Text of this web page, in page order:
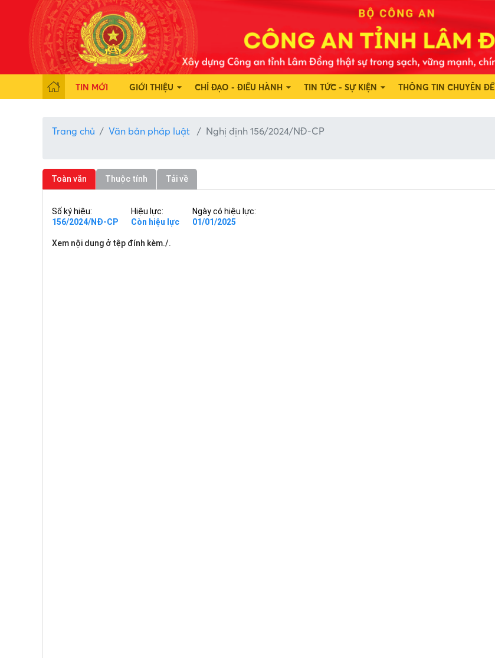
TIN MỚI GIỚI THIỆU CHỈ ĐẠO - ĐIỀU HÀNH TIN TỨC - SỰ KIỆN THÔNG TIN CHUYÊN ĐỀ
Trang chủ Văn bản pháp luật Nghị định 156/2024/NĐ-CP
Toàn văn Thuộc tính Tải về
Số ký hiệu:
156/2024/NĐ-CP
Hiệu lực:
Còn hiệu lực
Ngày có hiệu lực:
01/01/2025
Xem nội dung ở tệp đính kèm./.